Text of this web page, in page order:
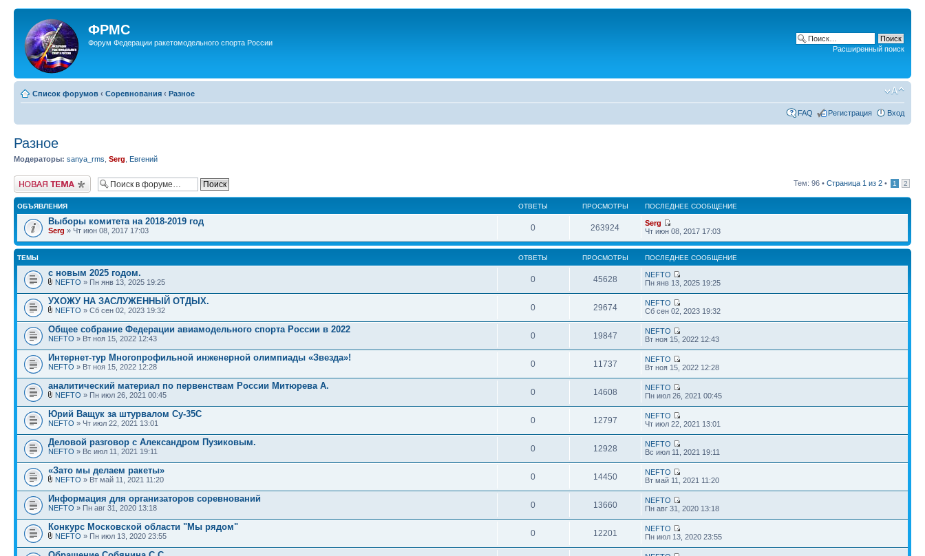
ФРМС
Форум Федерации ракетомодельного спорта России
Расширенный поиск
Список форумов ‹ Соревнования ‹ Разное
FAQ Регистрация Вход
Разное
Модераторы: sanya_rms Serg Евгений
Новая тема Тем: 96 • Страница 1 из 2 • 1 2
ОБЪЯВЛЕНИЯ ОТВЕТЫ ПРОСМОТРЫ ПОСЛЕДНЕЕ СООБЩЕНИЕ
Выборы комитета на 2018-2019 год
Serg » Чт июн 08, 2017 17:03 0 263924
Serg
Чт июн 08, 2017 17:03
ТЕМЫ ОТВЕТЫ ПРОСМОТРЫ ПОСЛЕДНЕЕ СООБЩЕНИЕ
с новым 2025 годом.
NEFTO » Пн янв 13, 2025 19:25 0 45628
NEFTO
Пн янв 13, 2025 19:25
УХОЖУ НА ЗАСЛУЖЕННЫЙ ОТДЫХ.
NEFTO » Сб сен 02, 2023 19:32 0 29674
NEFTO
Сб сен 02, 2023 19:32
Общее собрание Федерации авиамодельного спорта России в 2022
NEFTO » Вт ноя 15, 2022 12:43 0 19847
NEFTO
Вт ноя 15, 2022 12:43
Интернет-тур Многопрофильной инженерной олимпиады «Звезда»!
NEFTO » Вт ноя 15, 2022 12:28 0 11737
NEFTO
Вт ноя 15, 2022 12:28
аналитический материал по первенствам России Митюрева А.
NEFTO » Пн июл 26, 2021 00:45 0 14608
NEFTO
Пн июл 26, 2021 00:45
Юрий Ващук за штурвалом Су-35С
NEFTO » Чт июл 22, 2021 13:01 0 12797
NEFTO
Чт июл 22, 2021 13:01
Деловой разговор с Александром Пузиковым.
NEFTO » Вс июл 11, 2021 19:11 0 12928
NEFTO
Вс июл 11, 2021 19:11
«Зато мы делаем ракеты»
NEFTO » Вт май 11, 2021 11:20 0 14450
NEFTO
Вт май 11, 2021 11:20
Информация для организаторов соревнований
NEFTO » Пн авг 31, 2020 13:18 0 13660
NEFTO
Пн авг 31, 2020 13:18
Конкурс Московской области "Мы рядом"
NEFTO » Пн июл 13, 2020 23:55 0 12201
NEFTO
Пн июл 13, 2020 23:55